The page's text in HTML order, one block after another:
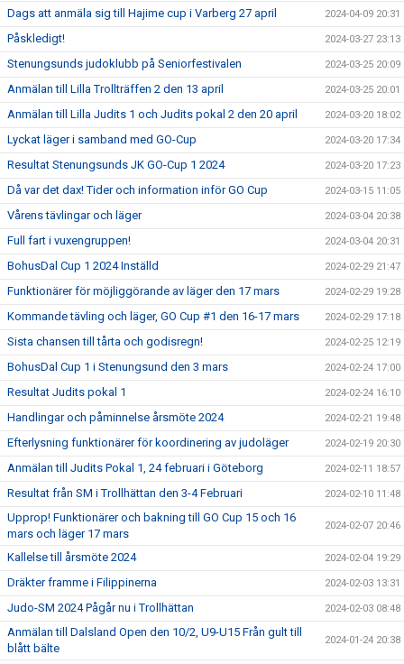
Dags att anmäla sig till Hajime cup i Varberg 27 april 2024-04-09 20:31
Påskledigt! 2024-03-27 23:13
Stenungsunds judoklubb på Seniorfestivalen 2024-03-25 20:09
Anmälan till Lilla Trollträffen 2 den 13 april 2024-03-25 20:01
Anmälan till Lilla Judits 1 och Judits pokal 2 den 20 april 2024-03-20 18:02
Lyckat läger i samband med GO-Cup 2024-03-20 17:34
Resultat Stenungsunds JK GO-Cup 1 2024 2024-03-20 17:23
Då var det dax! Tider och information inför GO Cup 2024-03-15 11:05
Vårens tävlingar och läger 2024-03-04 20:38
Full fart i vuxengruppen! 2024-03-04 20:31
BohusDal Cup 1 2024 Inställd 2024-02-29 21:47
Funktionärer för möjliggörande av läger den 17 mars 2024-02-29 19:28
Kommande tävling och läger, GO Cup #1 den 16-17 mars 2024-02-29 17:18
Sista chansen till tårta och godisregn! 2024-02-25 12:19
BohusDal Cup 1 i Stenungsund den 3 mars 2024-02-24 17:00
Resultat Judits pokal 1 2024-02-24 16:10
Handlingar och påminnelse årsmöte 2024 2024-02-21 19:48
Efterlysning funktionärer för koordinering av judoläger 2024-02-19 20:30
Anmälan till Judits Pokal 1, 24 februari i Göteborg 2024-02-11 18:57
Resultat från SM i Trollhättan den 3-4 Februari 2024-02-10 11:48
Upprop! Funktionärer och bakning till GO Cup 15 och 16
mars och läger 17 mars
2024-02-07 20:46
Kallelse till årsmöte 2024 2024-02-04 19:29
Dräkter framme i Filippinerna 2024-02-03 13:31
Judo-SM 2024 Pågår nu i Trollhättan 2024-02-03 08:48
Anmälan till Dalsland Open den 10/2, U9-U15 Från gult till
blått bälte
2024-01-24 20:38